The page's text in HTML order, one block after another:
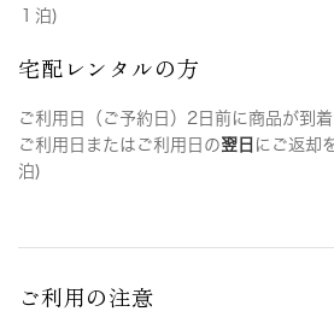
１泊)
宅配レンタルの方
ご利用日（ご予約日）2日前に商品が到着
ご利用日またはご利用日の翌日 にご返却
泊)
ご利用の注意